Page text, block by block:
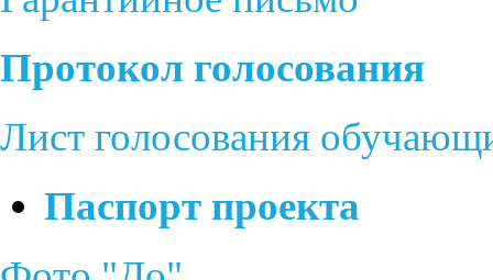
Протокол голосования
Лист голосования
Паспорт проекта